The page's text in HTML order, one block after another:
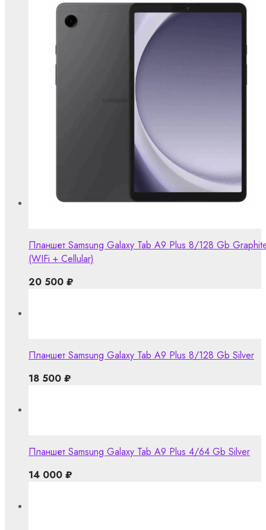
Планшет Samsung Galaxy Tab A9 Plus 8/128 Gb
(WIFi + Cellular)
20 500 ₽
Планшет Samsung Galaxy Tab A9 Plus 8/128 Gb Silver
18 500 ₽
Планшет Samsung Galaxy Tab A9 Plus 4/64 Gb Silver
14 000 ₽